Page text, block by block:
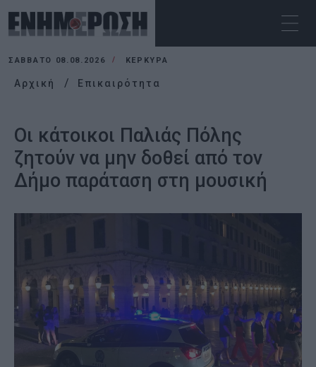
ΣΆΒΒΑΤΟ 08.08.2026 ΚΕΡΚΥΡΑ
Αρχική Επικαιρότητα
Οι κάτοικοι Παλιάς Πόλης
ζητούν να μην δοθεί από τον
Δήμο παράταση στη μουσική